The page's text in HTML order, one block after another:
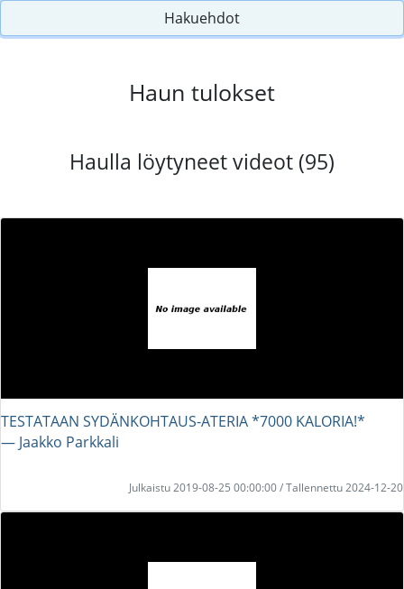
Hakuehdot
Haun tulokset
Haulla löytyneet videot (95)
TESTATAAN SYDÄNKOHTAUS-ATERIA *7000 KALORIA!*
― Jaakko Parkkali
Julkaistu 2019-08-25 00:00:00 / Tallennettu 2024-12-20